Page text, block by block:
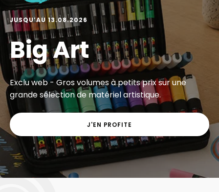
JUSQU’AU 13.08.2026
Big Art
Exclu web - Gros volumes à petits prix sur une
grande sélection de matériel artistique.
J'EN PROFITE